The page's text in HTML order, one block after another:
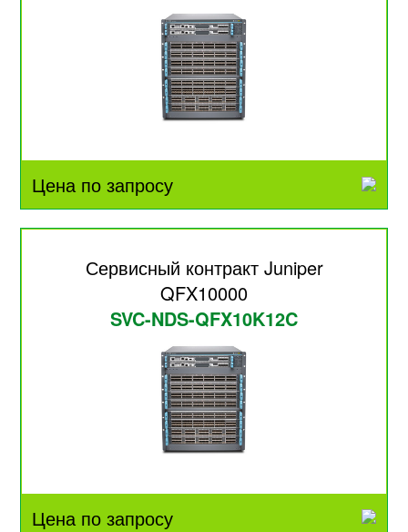
Цена по запросу
Сервисный контракт Juniper
QFX10000
SVC-NDS-QFX10K12C
Цена по запросу